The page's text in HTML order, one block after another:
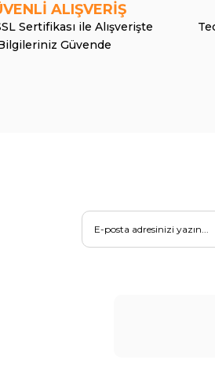
ALIŞVERİŞ
Sertifikası ile Alışverişte
Güvende